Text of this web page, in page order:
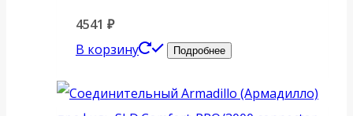
4541 ₽
В корзину
Подробнее